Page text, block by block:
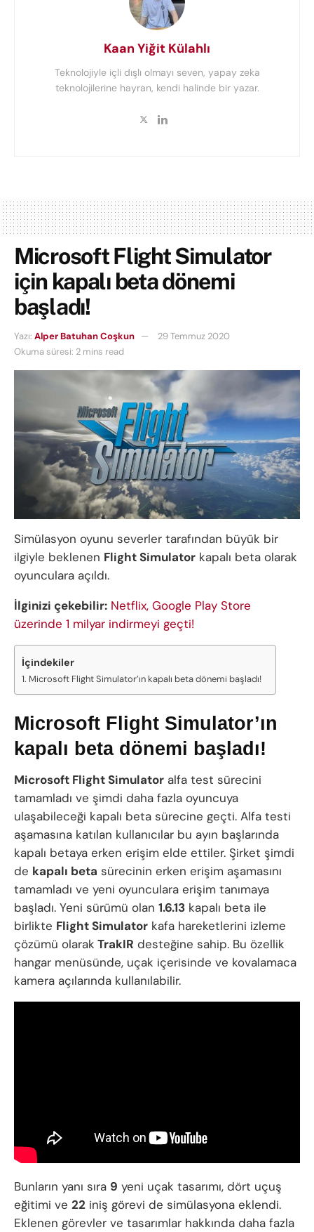
Kaan Yiğit Külahlı
Teknolojiyle içli dışlı olmayı seven, yapay zeka
teknolojilerine hayran, kendi halinde bir yazar.
Microsoft Flight Simulator
için kapalı beta dönemi
başladı!
Yazı: Alper Batuhan Coşkun
29 Temmuz 2020
Okuma süresi: 2 mins read
Simülasyon oyunu severler tarafından büyük bir
ilgiyle beklenen Flight Simulator kapalı beta olarak
oyunculara açıldı.
İlginizi çekebilir: Netflix, Google Play Store
üzerinde 1 milyar indirmeyi geçti!
İçindekiler
Microsoft Flight Simulator’ın kapalı beta dönemi başladı!
Microsoft Flight Simulator’ın
kapalı beta dönemi başladı!
Microsoft Flight Simulator alfa test sürecini
tamamladı ve şimdi daha fazla oyuncuya
ulaşabileceği kapalı beta sürecine geçti. Alfa testi
aşamasına katılan kullanıcılar bu ayın başlarında
kapalı betaya erken erişim elde ettiler. Şirket şimdi
de kapalı beta sürecinin erken erişim aşamasını
tamamladı ve yeni oyunculara erişim tanımaya
başladı. Yeni sürümü olan 1.6.13 kapalı beta ile
birlikte Flight Simulator kafa hareketlerini izleme
çözümü olarak TrakIR desteğine sahip. Bu özellik
hangar menüsünde, uçak içerisinde ve kovalamaca
kamera açılarında kullanılabilir.
Bunların yanı sıra 9 yeni uçak tasarımı, dört uçuş
eğitimi ve 22 iniş görevi de simülasyona eklendi.
Eklenen görevler ve tasarımlar hakkında daha fazla